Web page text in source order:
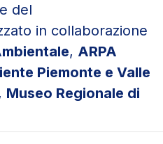
del
in collaborazione
, ARPA
Piemonte e Valle
Museo Regionale di